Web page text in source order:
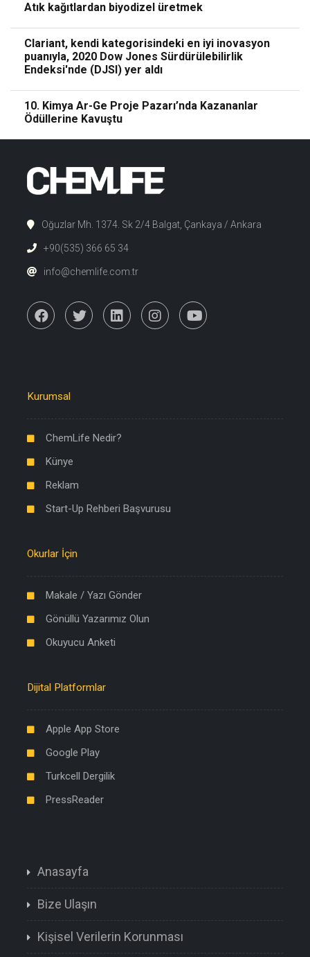
Atık kağıtlardan biyodizel üretmek
Clariant, kendi kategorisindeki en iyi inovasyon
puanıyla, 2020 Dow Jones Sürdürülebilirlik
Endeksi'nde (DJSI) yer aldı
10. Kimya Ar-Ge Proje Pazarı’nda Kazananlar
Ödüllerine Kavuştu
Oğuzlar Mh. 1374. Sk 2/4 Balgat, Çankaya / Ankara
+90(535) 366 65 34
info@chemlife.com.tr
Kurumsal
ChemLife Nedir?
Künye
Reklam
Start-Up Rehberi Başvurusu
Okurlar İçin
Makale / Yazı Gönder
Gönüllü Yazarımız Olun
Okuyucu Anketi
Dijital Platformlar
Apple App Store
Google Play
Turkcell Dergilik
PressReader
Anasayfa
Bize Ulaşın
Kişisel Verilerin Korunması